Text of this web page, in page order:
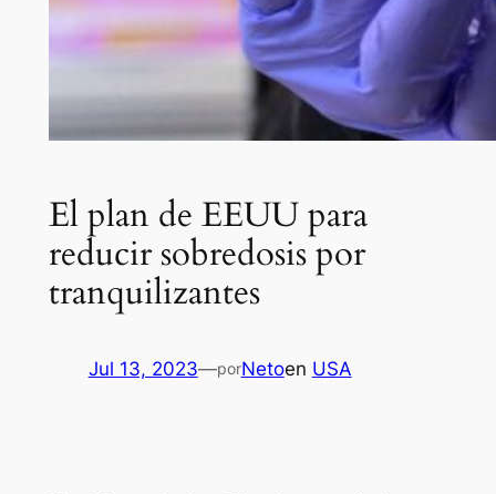
El plan de EEUU para
reducir sobredosis por
tranquilizantes
Jul 13, 2023—porNetoen USA